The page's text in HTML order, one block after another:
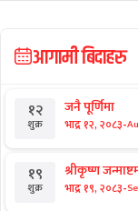
आगामी बिदाहरु
१२
शुक्र
जनै पूर्णिमा
भाद्र १२, २०८३-
१९
शुक्र
श्रीकृष्ण
भाद्र १९, २०८३-